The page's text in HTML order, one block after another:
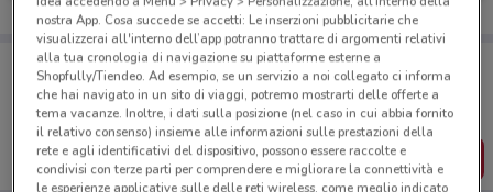
Porta DoveConviene sempre con te!
Puoi trovare le migliori offerte dei negozi vicino a te,
salvarle e creare la tua lista del risparmio, comodamente
dal tuo cellulare.
SCARICA L’APP
nostra App. Cosa succede se accetti: Le inserzioni pubblicitarie che
visualizzerai all'interno dell’app potranno trattare di argomenti relativi
alla tua cronologia di navigazione su piattaforme esterne a
Shopfully/Tiendeo. Ad esempio, se un servizio a noi collegato ci informa
che hai navigato in un sito di viaggi, potremo mostrarti delle offerte a
tema vacanze. Inoltre, i dati sulla posizione (nel caso in cui abbia fornito
il relativo consenso) insieme alle informazioni sulle prestazioni della
rete e agli identificativi del dispositivo, possono essere raccolte e
condivisi con terze parti per comprendere e migliorare la connettività e
le esperienze applicative sulle delle reti wireless, come meglio indicato